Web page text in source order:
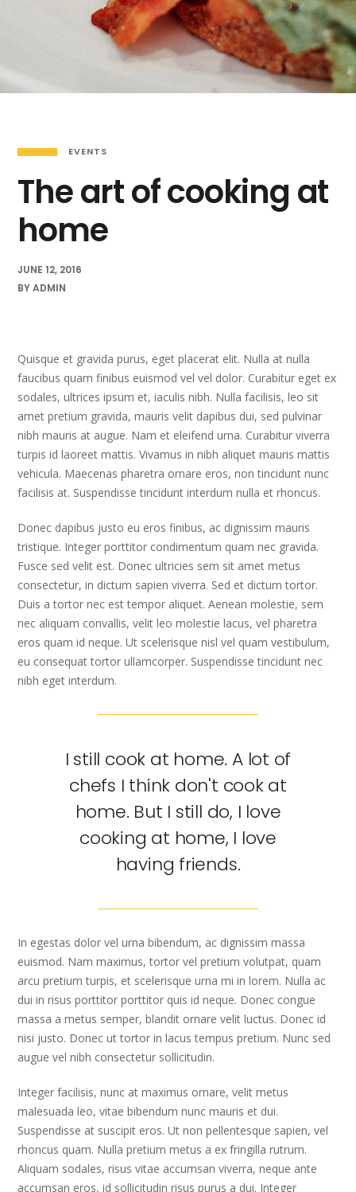
EVENTS
The art of cooking at
home
JUNE 12, 2016
BYADMIN
Quisque et gravida purus, eget placerat elit. Nulla at nulla
faucibus quam finibus euismod vel vel dolor. Curabitur eget ex
sodales, ultrices ipsum et, iaculis nibh. Nulla facilisis, leo sit
amet pretium gravida, mauris velit dapibus dui, sed pulvinar
nibh mauris at augue. Nam et eleifend urna. Curabitur viverra
turpis id laoreet mattis. Vivamus in nibh aliquet mauris mattis
vehicula. Maecenas pharetra ornare eros, non tincidunt nunc
facilisis at. Suspendisse tincidunt interdum nulla et rhoncus.
Donec dapibus justo eu eros finibus, ac dignissim mauris
tristique. Integer porttitor condimentum quam nec gravida.
Fusce sed velit est. Donec ultricies sem sit amet metus
consectetur, in dictum sapien viverra. Sed et dictum tortor.
Duis a tortor nec est tempor aliquet. Aenean molestie, sem
nec aliquam convallis, velit leo molestie lacus, vel pharetra
eros quam id neque. Ut scelerisque nisl vel quam vestibulum,
eu consequat tortor ullamcorper. Suspendisse tincidunt nec
nibh eget interdum.
I still cook at home. A lot of
chefs I think don't cook at
home. But I still do, I love
cooking at home, I love
having friends.
In egestas dolor vel urna bibendum, ac dignissim massa
euismod. Nam maximus, tortor vel pretium volutpat, quam
arcu pretium turpis, et scelerisque urna mi in lorem. Nulla ac
dui in risus porttitor porttitor quis id neque. Donec congue
massa a metus semper, blandit ornare velit luctus. Donec id
nisi justo. Donec ut tortor in lacus tempus pretium. Nunc sed
augue vel nibh consectetur sollicitudin.
Integer facilisis, nunc at maximus ornare, velit metus
malesuada leo, vitae bibendum nunc mauris et dui.
Suspendisse at suscipit eros. Ut non pellentesque sapien, vel
rhoncus quam. Nulla pretium metus a ex fringilla rutrum.
Aliquam sodales, risus vitae accumsan viverra, neque ante
accumsan eros, id sollicitudin risus purus a dui. Integer